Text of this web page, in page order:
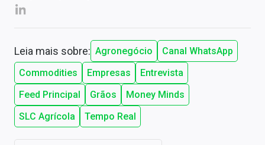
Leia mais sobre: Agronegócio
Canal WhatsApp
Commodities
Empresas
Entrevista
Feed Principal
Grãos
Money Minds
SLC Agrícola
Tempo Real